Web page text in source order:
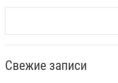
a
c
Свежие записи